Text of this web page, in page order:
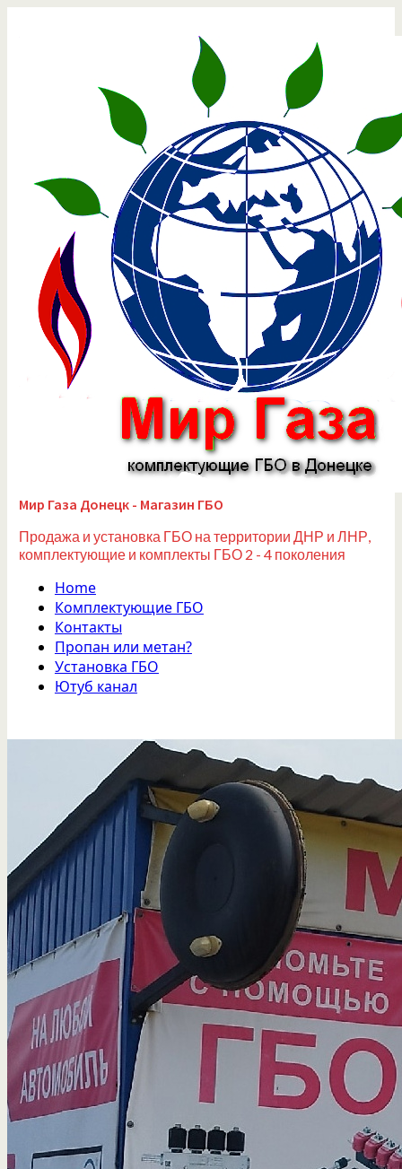
Мир Газа Донецк - Магазин ГБО
Продажа и установка ГБО на территории ДНР и ЛНР,
комплектующие и комплекты ГБО 2 - 4 поколения
Home
Комплектующие ГБО
Контакты
Пропан или метан?
Установка ГБО
Ютуб канал